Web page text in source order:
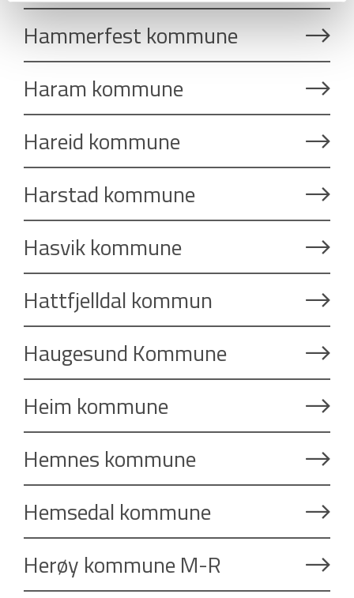
Hammerfest kommune
Haram kommune
Hareid kommune
Harstad kommune
Hasvik kommune
Hattfjelldal kommun
Haugesund Kommune
Heim kommune
Hemnes kommune
Hemsedal kommune
Herøy kommune M-R